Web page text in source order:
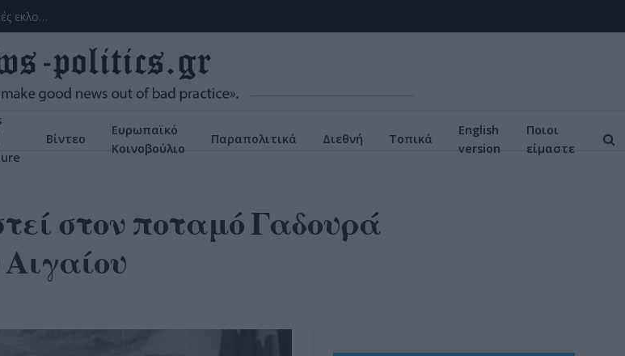
Με το βλέμμα στην κάλπη: πρώτα οι εθνικές, μετά οι αυτοδιοικητικές εκλογές – Τα μέχρι τώρα δεδομένα, οι ενδιαφερόμενοι
Βίντεο
Ευρωπαϊκό
Κοινοβούλιο
Παραπολιτικά Διεθνή Τοπικά
English
version
Ποιοι
είμαστε
στον ποταμό Γαδουρά